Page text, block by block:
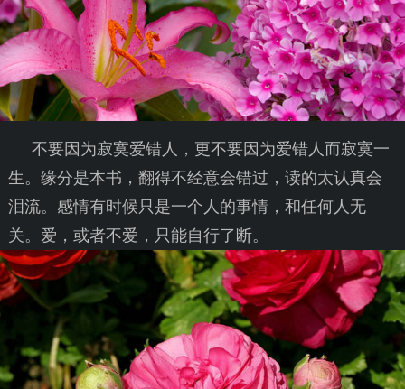
不要因为寂寞爱错人，更不要因为爱错人而寂寞一
生。缘分是本书，翻得不经意会错过，读的太认真会
泪流。感情有时候只是一个人的事情，和任何人无
关。爱，或者不爱，只能自行了断。